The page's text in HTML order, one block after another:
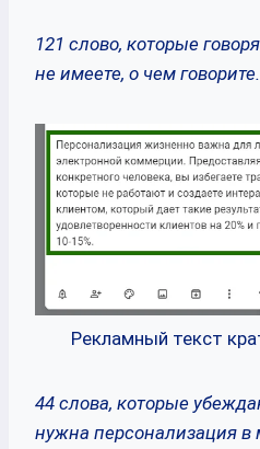
121 слово, которые
не имеете, о чем говорите.
Рекламный текст
44 слова, которые
нужна персонализация в